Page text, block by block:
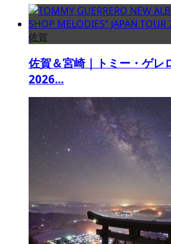
佐賀
佐賀＆宮崎｜トミー・ゲレ
2026...